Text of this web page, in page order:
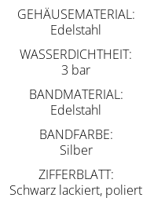
GEHÄUSEMATERIAL
Edelstahl
WASSERDICHTHEIT
3 bar
BANDMATERIAL
Edelstahl
BANDFARBE
Silber
ZIFFERBLATT
Schwarz lackiert, poliert